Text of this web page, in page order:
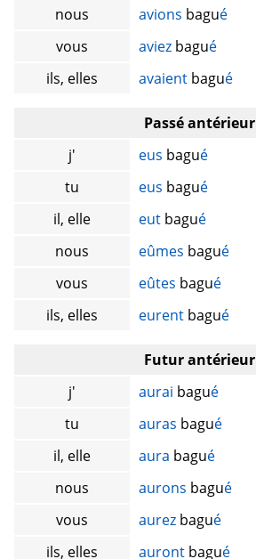
nous
avions bagué
vous
aviez bagué
ils, elles
avaient bagué
Passé antérieur
j'
eus bagué
tu
eus bagué
il, elle
eut bagué
nous
eûmes bagué
vous
eûtes bagué
ils, elles
eurent bagué
Futur antérieur
j'
aurai bagué
tu
auras bagué
il, elle
aura bagué
nous
aurons bagué
vous
aurez bagué
ils, elles
auront bagué